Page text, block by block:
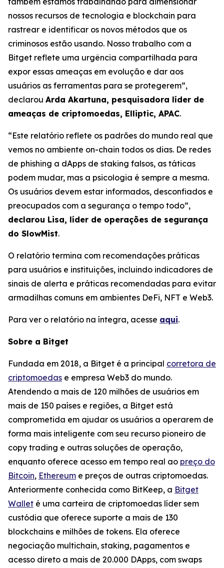
nossos recursos de tecnologia e blockchain para
rastrear e identificar os novos métodos que os
criminosos estão usando. Nosso trabalho com a
Bitget reflete uma urgência compartilhada para
expor essas ameaças em evolução e dar aos
usuários as ferramentas para se protegerem”,
declarou Arda Akartuna, pesquisadora líder de
ameaças de criptomoedas, Elliptic, APAC.
“Este relatório reflete os padrões do mundo real que
vemos no ambiente on-chain todos os dias. De redes
de phishing a dApps de staking falsos, as táticas
podem mudar, mas a psicologia é sempre a mesma.
Os usuários devem estar informados, desconfiados e
preocupados com a segurança o tempo todo”,
declarou Lisa, líder de operações de segurança
do SlowMist.
O relatório termina com recomendações práticas
para usuários e instituições, incluindo indicadores de
sinais de alerta e práticas recomendadas para evitar
armadilhas comuns em ambientes DeFi, NFT e Web3.
Para ver o relatório na íntegra, acesse aqui.
Sobre a Bitget
Fundada em 2018, a Bitget é a principal corretora de
criptomoedas e empresa Web3 do mundo.
Atendendo a mais de 120 milhões de usuários em
mais de 150 países e regiões, a Bitget está
comprometida em ajudar os usuários a operarem de
forma mais inteligente com seu recurso pioneiro de
copy trading e outras soluções de operação,
enquanto oferece acesso em tempo real ao preço do
Bitcoin, Ethereum e preços de outras criptomoedas.
Anteriormente conhecida como BitKeep, a Bitget
Wallet é uma carteira de criptomoedas líder sem
custódia que oferece suporte a mais de 130
blockchains e milhões de tokens. Ela oferece
negociação multichain, staking, pagamentos e
acesso direto a mais de 20.000 DApps, com swaps